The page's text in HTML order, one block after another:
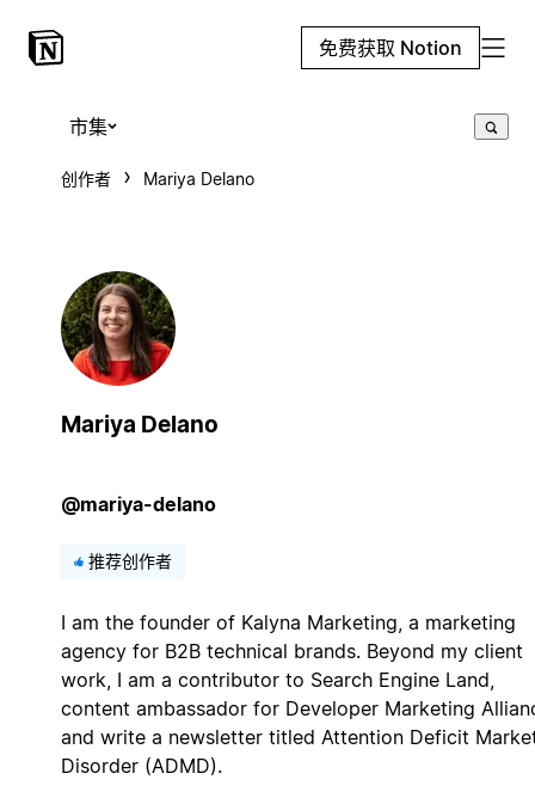
免费获取 Notion
市集
创作者 Mariya Delano
Mariya Delano
@mariya-delano
推荐创作者
I am the founder of Kalyna Marketing, a marketing
agency for B2B technical brands. Beyond my client
work, I am a contributor to Search Engine Land,
content ambassador for Developer Marketing
and write a newsletter titled Attention Deficit
Disorder (ADMD).